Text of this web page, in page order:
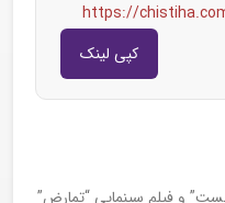
https://
کپی لینک
و فیلم سینمایی “تمارض”